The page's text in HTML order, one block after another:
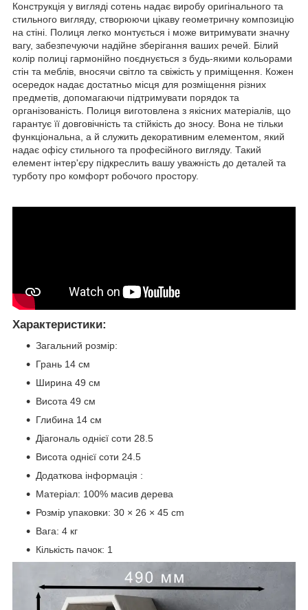
Конструкція у вигляді сотень надає виробу оригінального та
стильного вигляду, створюючи цікаву геометричну композицію
на стіні. Полиця легко монтується і може витримувати значну
вагу, забезпечуючи надійне зберігання ваших речей. Білий
колір полиці гармонійно поєднується з будь-якими кольорами
стін та меблів, вносячи світло та свіжість у приміщення. Кожен
осередок надає достатньо місця для розміщення різних
предметів, допомагаючи підтримувати порядок та
організованість. Полиця виготовлена ​​з якісних матеріалів, що
гарантує її довговічність та стійкість до зносу. Вона не тільки
функціональна, а й служить декоративним елементом, який
надає офісу стильного та професійного вигляду. Такий
елемент інтер'єру підкреслить вашу уважність до деталей та
турботу про комфорт робочого простору.
Характеристики:
Загальний розмір:
Грань 14 см
Ширина 49 см
Висота 49 см
Глибина 14 см
Діагональ однієї соти 28.5
Висота однієї соти 24.5
Додаткова інформація :
Матеріал: 100% масив дерева
Розмір упаковки: 30 × 26 × 45 cm
Вага: 4 кг
Кількість пачок: 1